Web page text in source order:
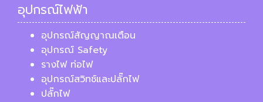
อุปกรณ์ไฟฟ้า
อุปกรณ์สัญญาณเตือน
อุปกรณ์ Safety
รางไฟ ท่อไฟ
อุปกรณ์สวิทช์และปลั๊กไฟ
ปลั๊กไฟ